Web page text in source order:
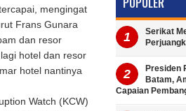
mengingat
Frans Gunara
dan resor
hotel dan resor
hotel nantinya
Watch (KCW)
Serikat
Presiden
Batam,
Capaian